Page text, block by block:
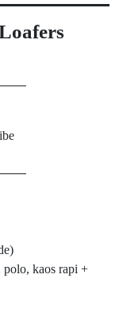
polo, kaos rapi +